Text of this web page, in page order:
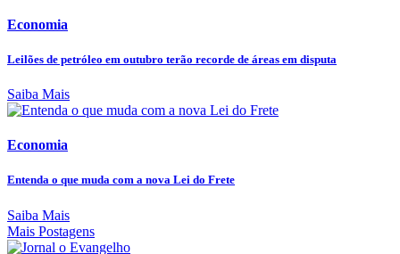
Economia
Leilões de petróleo em outubro terão recorde de áreas em disputa
Saiba Mais
Economia
Entenda o que muda com a nova Lei do Frete
Saiba Mais
Mais Postagens